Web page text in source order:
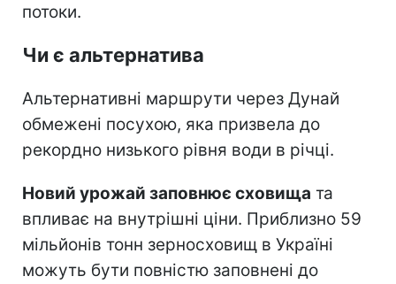
потоки.
Чи є альтернатива
Альтернативні маршрути через Дунай
обмежені посухою, яка призвела до
рекордно низького рівня води в річці.
Новий урожай заповнює сховища та
впливає на внутрішні ціни. Приблизно 59
мільйонів тонн зерносховищ в Україні
можуть бути повністю заповнені до